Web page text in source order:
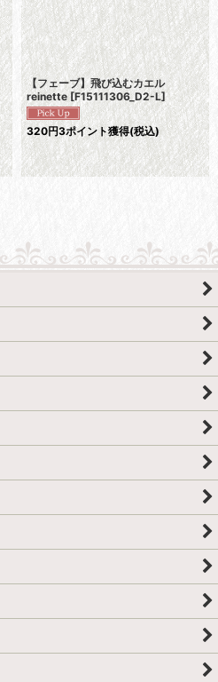
【フェーブ】飛び込むカエル
reinette [F15111306_D2-L]
320円3ポイント獲得(税込)